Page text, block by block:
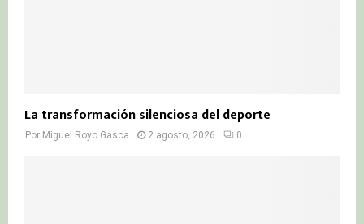
La transformación silenciosa del deporte
Por Miguel Royo Gasca 2 agosto, 2026 0